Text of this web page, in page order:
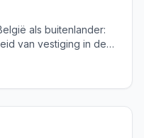
als buitenlander:
van vestiging in de